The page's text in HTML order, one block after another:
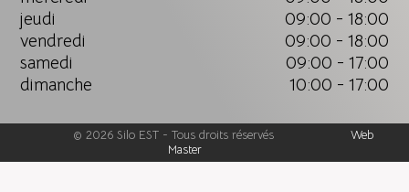
jeudi
09:00 - 18:00
vendredi
09:00 - 18:00
samedi
09:00 - 17:00
dimanche
10:00 - 17:00
© 2026 Silo EST- Tous droits réservés
Web
Master